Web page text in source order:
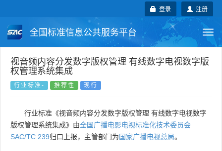
注册
登录
全国标准信息公共服务平台
国家标准 行业标准 地方标准
团体标准 企业标准
国外标准 技术委员会
视音频内容分发数字版权管理 有线数字电视数字版
权管理系统集成
行业标准- 推荐性 现行
行业标准《视音频内容分发数字版权管理 有线数字电视数字
版权管理系统集成》由全国广播电影电视标准化技术委员会
SAC/TC 239归口上报，主管部门为国家广播电视总局。